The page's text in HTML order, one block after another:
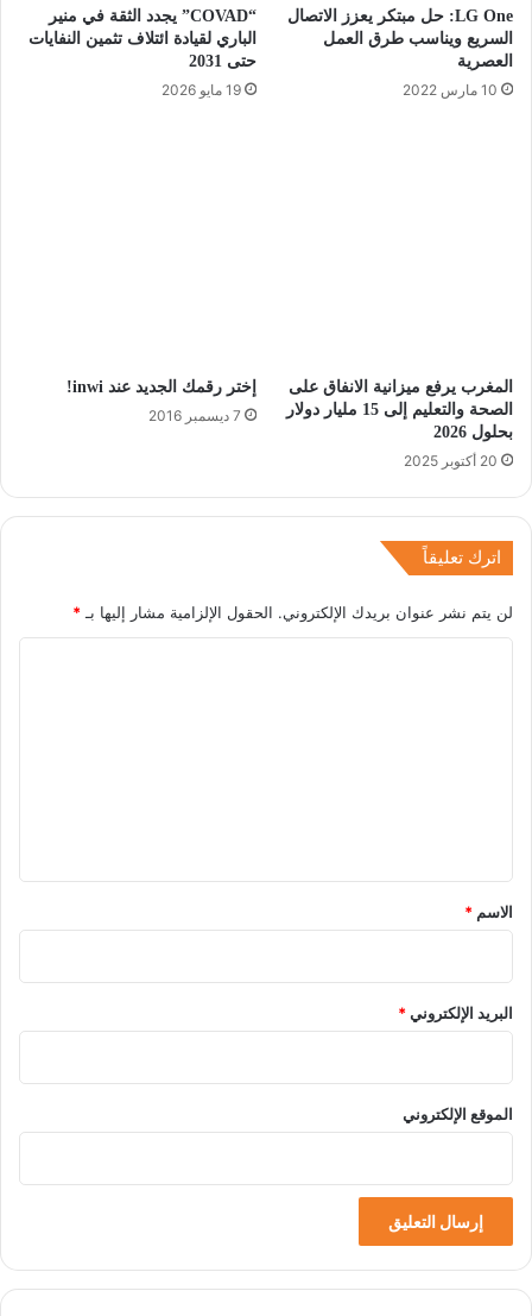
LG One: حل مبتكر يعزز الاتصال
السريع ويناسب طرق العمل
العصرية
10 مارس 2022
“COVAD” يجدد الثقة في منير
الباري لقيادة ائتلاف تثمين النفايات
حتى 2031
19 مايو 2026
المغرب يرفع ميزانية الانفاق على
الصحة والتعليم إلى 15 مليار دولار
بحلول 2026
20 أكتوبر 2025
إختر رقمك الجديد عند inwi!
7 ديسمبر 2016
اترك تعليقاً
لن يتم نشر عنوان بريدك الإلكتروني. الحقول الإلزامية مشار إليها بـ *
*
الاسم *
البريد الإلكتروني*
الموقع الإلكتروني